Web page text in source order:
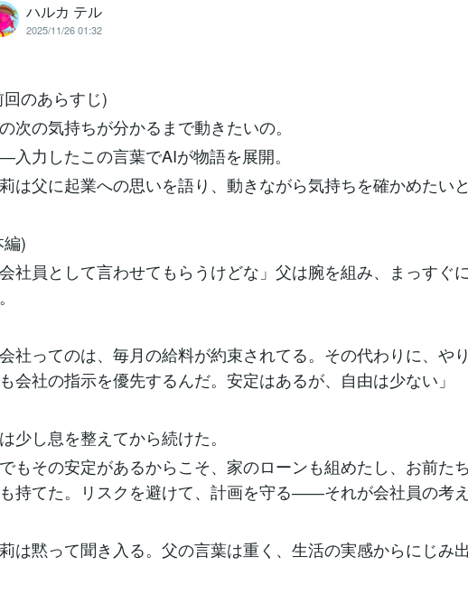
ハルカ テル
2025/11/26 01:32
回のあらすじ)
次の気持ちが分かるまで動きたいの。
力したこの言葉でAIが物語を展開。
は父に起業への思いを語り、動きながら気持ちを確かめたいと
編)
会社員として言わせてもらうけどな」父は腕を組み、まっすぐ
会社ってのは、毎月の給料が約束されてる。その代わりに、や
会社の指示を優先するんだ。安定はあるが、自由は少ない」
少し息を整えてから続けた。
でもその安定があるからこそ、家のローンも組めたし、お前た
持てた。リスクを避けて、計画を守る――それが会社員の考え
は黙って聞き入る。父の言葉は重く、生活の実感からにじみ出